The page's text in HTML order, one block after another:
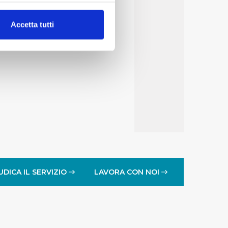
(impronte
Accetta tutti
IL SERVIZIO LAVORA CON NOI